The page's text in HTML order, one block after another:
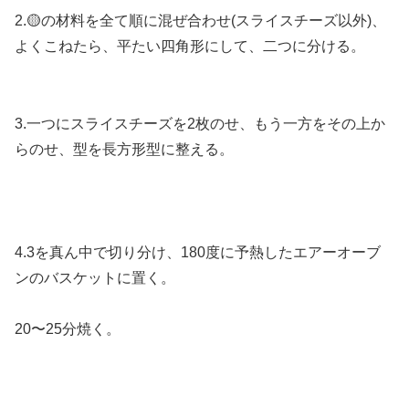
2.🟡の材料を全て順に混ぜ合わせ(スライスチーズ以外)、
よくこねたら、平たい四角形にして、二つに分ける。
3.一つにスライスチーズを2枚のせ、もう一方をその上か
らのせ、型を長方形型に整える。
4.3を真ん中で切り分け、180度に予熱したエアーオーブ
ンのバスケットに置く。
20〜25分焼く。